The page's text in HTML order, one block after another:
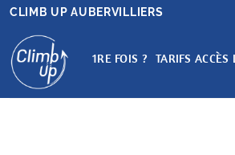
CLIMB UP AUBERVILLIERS
1RE FOIS ? TARIFS ACCÈS